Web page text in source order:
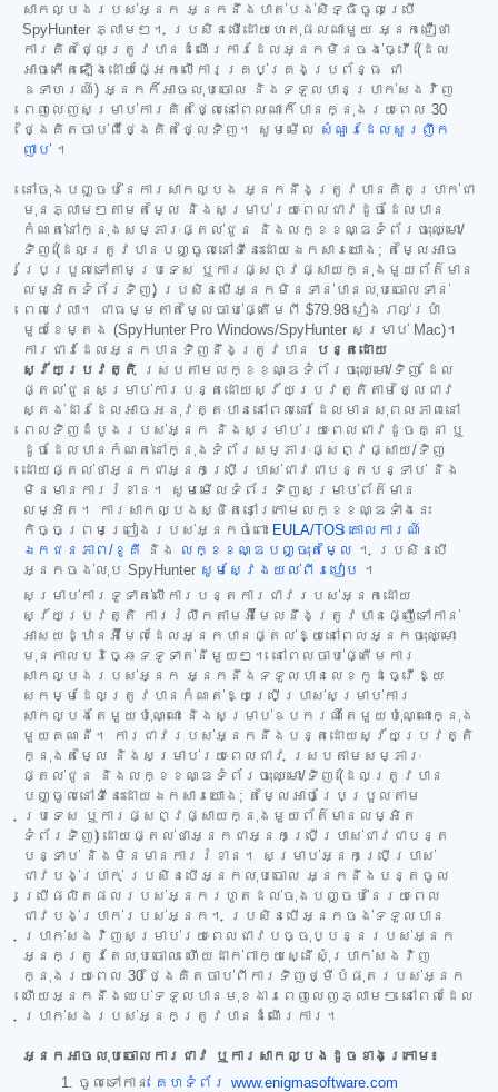
សាកល្បងរបស់អ្នក អ្នកនឹងបាត់បង់សិទ្ធិចូលប្រើ
SpyHunter ភ្លាមៗ។ ប្រសិនបើដោយហេតុផលណាមួយ អ្នកជឿថា
ការគិតថ្លៃត្រូវបានដំណើរការដែលអ្នកមិនចង់ធ្វើ (ដែល
អាចកើតឡើងដោយផ្អែកលើការគ្រប់គ្រងប្រព័ន្ធ ជា
ឧទាហរណ៍) អ្នកក៏អាចលុបចោល និងទទួលបានប្រាក់សងវិញ
ពេញលេញសម្រាប់ការគិតថ្លៃនៅពេលណាក៏បានក្នុងរយៈពេល 30
ថ្ងៃគិតចាប់ពីថ្ងៃគិតថ្លៃទិញ។ សូមមើល សំណួរដែលសួរញឹក
ញាប់ ។
នៅចុងបញ្ចប់នៃការសាកល្បង អ្នកនឹងត្រូវបានគិតប្រាក់ជា
មុនភ្លាមៗតាមតម្លៃ និងសម្រាប់រយៈពេលជាវដូចដែលបាន
កំណត់នៅក្នុងសម្ភារៈផ្តល់ជូន និងលក្ខខណ្ឌទំព័រចុះឈ្មោះ/
ទិញ (ដែលត្រូវបានបញ្ចូលនៅទីនេះដោយឯកសារយោង; តម្លៃអាច
ប្រែប្រួលទៅតាមប្រទេស ឬការផ្សព្វផ្សាយក្នុងមួយព័ត៌មាន
លម្អិតទំព័រទិញ) ប្រសិនបើអ្នកមិនទាន់បានលុបចោលទាន់
ពេលវេលា។ ជាធម្មតាតម្លៃចាប់ផ្តើមពី $79.98 រៀងរាល់ប្រាំ
មួយខែម្តង (SpyHunter Pro Windows/SpyHunter សម្រាប់ Mac)។
ការជាវដែលអ្នកបានទិញនឹងត្រូវបាន
បន្តដោយ
ស្វ័យប្រវត្តិ ស្របតាមលក្ខខណ្ឌទំព័រចុះឈ្មោះ/ទិញ ដែល
ផ្តល់ជូនសម្រាប់ការបន្តដោយស្វ័យប្រវត្តិតាមថ្លៃជាវ
ស្តង់ដារដែលអាចអនុវត្តបាននៅពេលនោះ ដែលមានសុពលភាពនៅ
ពេលទិញដំបូងរបស់អ្នក និងសម្រាប់រយៈពេលជាវដូចគ្នា ឬ
ដូចដែលបានកំណត់នៅក្នុងទំព័រសម្ភារៈផ្សព្វផ្សាយ/ទិញ
ដោយផ្តល់ថាអ្នកជាអ្នកប្រើប្រាស់ជាវជាបន្តបន្ទាប់ និង
មិនមានការរំខាន។ សូមមើលទំព័រទិញសម្រាប់ព័ត៌មាន
លម្អិត។ ការសាកល្បងស្ថិតនៅក្រោមលក្ខខណ្ឌទាំងនេះ
កិច្ចព្រមព្រៀងរបស់អ្នកចំពោះ EULA/TOS គោលការណ៍
ឯកជនភាព/ខូគី
និង លក្ខខណ្ឌបញ្ចុះតម្លៃ ។ ប្រសិនបើ
អ្នកចង់លុប SpyHunter សូមស្វែងយល់ពីរបៀប ។
សម្រាប់ការទូទាត់លើការបន្តការជាវរបស់អ្នកដោយ
ស្វ័យប្រវត្តិ ការរំលឹកតាមអ៊ីមែលនឹងត្រូវបានផ្ញើទៅកាន់
អាសយដ្ឋានអ៊ីមែលដែលអ្នកបានផ្តល់ឱ្យនៅពេលអ្នកចុះឈ្មោះ
មុនកាលបរិច្ឆេទទូទាត់នីមួយៗ។ នៅពេលចាប់ផ្តើមការ
សាកល្បងរបស់អ្នក អ្នកនឹងទទួលបានលេខកូដធ្វើឱ្យ
សកម្មដែលត្រូវបានកំណត់ឱ្យប្រើប្រាស់សម្រាប់ការ
សាកល្បងតែមួយប៉ុណ្ណោះ និងសម្រាប់ឧបករណ៍តែមួយប៉ុណ្ណោះក្នុង
មួយគណនី។ ការជាវរបស់អ្នកនឹងបន្តដោយស្វ័យប្រវត្តិ
ក្នុងតម្លៃ និងសម្រាប់រយៈពេលជាវ ស្របតាមសម្ភារៈ
ផ្តល់ជូន និងលក្ខខណ្ឌទំព័រចុះឈ្មោះ/ទិញ (ដែលត្រូវបាន
បញ្ចូលនៅទីនេះដោយឯកសារយោង; តម្លៃអាចប្រែប្រួលតាម
ប្រទេស ឬការផ្សព្វផ្សាយក្នុងមួយព័ត៌មានលម្អិត
ទំព័រទិញ) ដោយផ្តល់ថាអ្នកជាអ្នកប្រើប្រាស់ជាវជាបន្ត
បន្ទាប់ និងមិនមានការរំខាន។ សម្រាប់អ្នកប្រើប្រាស់
ជាវបង់ប្រាក់ ប្រសិនបើអ្នកលុបចោល អ្នកនឹងបន្តចូល
ប្រើផលិតផលរបស់អ្នករហូតដល់ចុងបញ្ចប់នៃរយៈពេល
ជាវបង់ប្រាក់របស់អ្នក។ ប្រសិនបើអ្នកចង់ទទួលបាន
ប្រាក់សងវិញសម្រាប់រយៈពេលជាវបច្ចុប្បន្នរបស់អ្នក
អ្នកត្រូវតែលុបចោល ហើយដាក់ពាក្យស្នើសុំប្រាក់សងវិញ
ក្នុងរយៈពេល 30 ថ្ងៃគិតចាប់ពីការទិញថ្មីបំផុតរបស់អ្នក
ហើយអ្នកនឹងឈប់ទទួលបានមុខងារពេញលេញភ្លាមៗ នៅពេលដែល
ប្រាក់សងរបស់អ្នកត្រូវបានដំណើរការ។
អ្នកអាចលុបចោលការជាវ ឬការសាកល្បងដូចខាងក្រោម៖
ចូលទៅកាន់ គេហទំព័រ www.enigmasoftware.com